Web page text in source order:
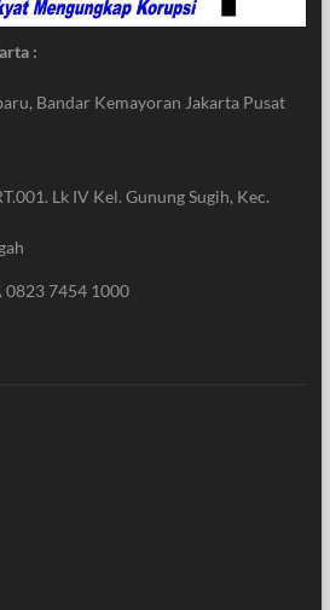
:
Bandar Kemayoran Jakarta Pusat
Lk IV Kel. Gunung Sugih, Kec.
0823 7454 1000